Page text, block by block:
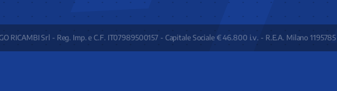
RICAMBI Srl - Reg. Imp. e C.F. IT07989500157 - Capitale Sociale € 46.800 i.v. - R.E.A. Milano 1195785